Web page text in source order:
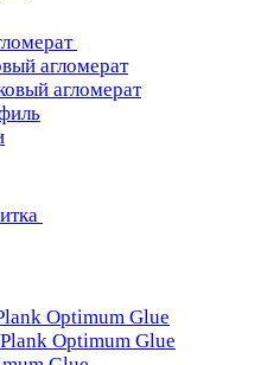
агломерат
агломерат
Optimum Glue
Optimum Glue